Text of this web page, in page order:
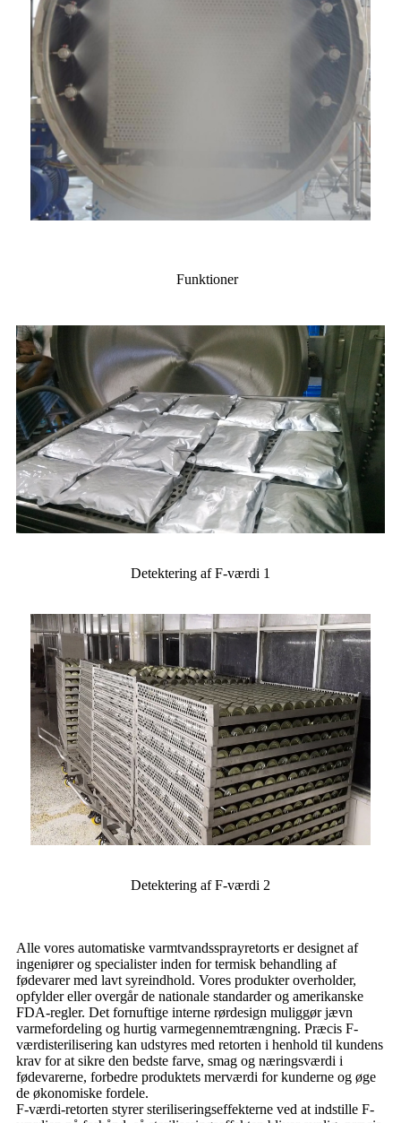
Funktioner
Detektering af F-værdi 1
Detektering af F-værdi 2
Alle vores automatiske varmtvandssprayretorts er designet af
ingeniører og specialister inden for termisk behandling af
fødevarer med lavt syreindhold. Vores produkter overholder,
opfylder eller overgår de nationale standarder og amerikanske
FDA-regler. Det fornuftige interne rørdesign muliggør jævn
varmefordeling og hurtig varmegennemtrængning. Præcis F-
værdisterilisering kan udstyres med retorten i henhold til kundens
krav for at sikre den bedste farve, smag og næringsværdi i
fødevarerne, forbedre produktets merværdi for kunderne og øge
de økonomiske fordele.
F-værdi-retorten styrer steriliseringseffekterne ved at indstille F-